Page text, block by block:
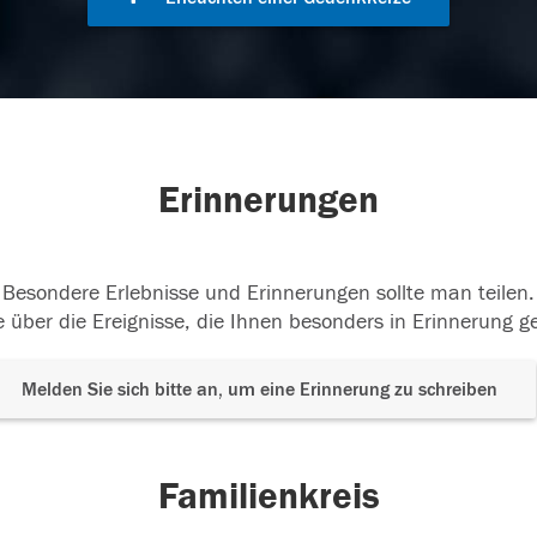
Erinnerungen
Besondere Erlebnisse und Erinnerungen sollte man teilen.
über die Ereignisse, die Ihnen besonders in Erinnerung
Melden Sie sich bitte an, um eine Erinnerung zu schreiben
Familienkreis